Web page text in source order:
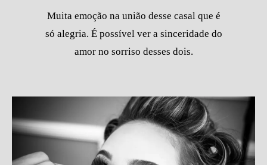
Muita emoção na união desse casal que é
só alegria. É possível ver a sinceridade do
amor no sorriso desses dois.